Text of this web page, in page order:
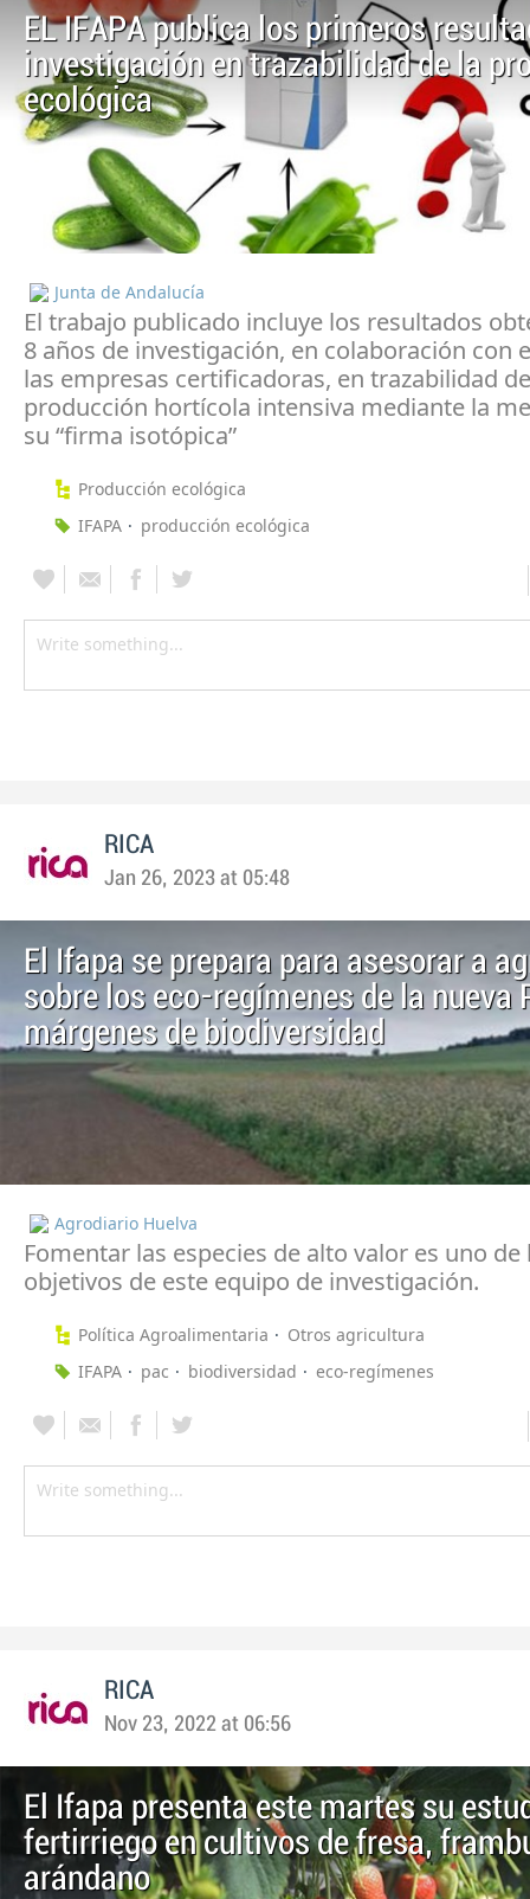
EL IFAPA publica los primeros
investigación en trazabilidad de la
ecológica
Junta de Andalucía
El trabajo publicado incluye los resultados
8 años de investigación, en colaboración con
las empresas certificadoras, en trazabilidad
producción hortícola intensiva mediante la
su “firma isotópica”
Producción ecológica
IFAPA
producción ecológica
RICA
Jan 26, 2023 at 05:48
El Ifapa se prepara para asesorar a
sobre los eco-regímenes de la nueva
márgenes de biodiversidad
Agrodiario Huelva
Fomentar las especies de alto valor es uno de
objetivos de este equipo de investigación.
Política Agroalimentaria
Otros agricultura
IFAPA
pac biodiversidad eco-regímenes
RICA
Nov 23, 2022 at 06:56
El Ifapa presenta este martes su
fertirriego en cultivos de fresa,
arándano